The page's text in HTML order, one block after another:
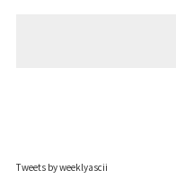
Tweets by weeklyascii